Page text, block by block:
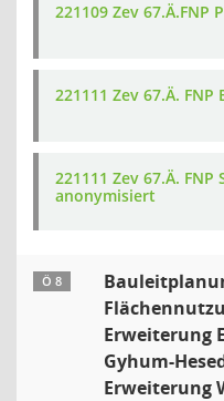
221109 Zev 67.Ä.FNP
221111 Zev 67.Ä.
221111 Zev 67.Ä. FNP
anonymisiert
Ö 8
Erweiterung
Gyhum-
Erweiterung